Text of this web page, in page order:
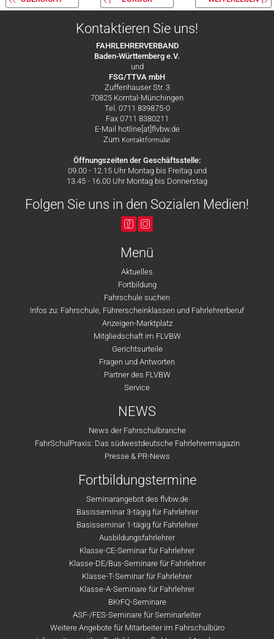
Kontaktieren Sie uns!
FAHRLEHRERVERBAND
Baden-Württemberg e.V.
und
FSG/TTVA mbH
Zuffenhauser Str. 3
70825 Korntal-Münchingen
Tel. 0711 839875-0
Fax 0711 8380211
E-Mail hotline[at]flvbw.de
Zum Kontaktformular
Öffnungszeiten der Geschäftsstelle:
09.00 - 12.15 Uhr Montag bis Freitag und
13.45 - 16.00 Uhr Montag bis Donnerstag
Folgen Sie uns in den Sozialen Medien!
Menü
Aktuelles
Fortbildung
Fahrschule suchen
Infos zu: Fahrschule, Führerscheinklassen und Fahrlehrerberuf
Anzeigen-Marktplatz
Mitgliedschaft im FLVBW
Gerichtsurteile
Fragen und Antworten
Partner des FLVBW
Service
NEWS
News der Fahrschulbranche
FahrSchulPraxis: Das südwestdeutsche Fahrlehrermagazin
Presse & PR-News
Fortbildungstermine
Seminarangebot des flvbw.de
Basisseminar 3-tägig für Fahrlehrer
Basisseminar 1-tägig für Fahrlehrer
Ausbildungsfahrlehrer
Klasse-CE-Seminar für Fahrlehrer
Klasse-DE/Bus-Seminare für Fahrlehrer
Klasse-T-Seminar für Fahrlehrer
Klasse-A-Seminare für Fahrlehrer
BKrFQ-Seminare
ASF-/FES-Seminare für Seminarleiter
Weitere Angebote für Mitarbeiter im Fahrschulbüro